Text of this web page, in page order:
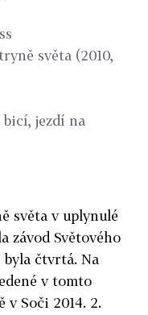
světa (2010,
bicí, jezdí na
světa v uplynulé
závod Světového
čtvrtá. Na
v tomto
v Soči 2014. 2.